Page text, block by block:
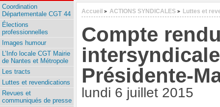
Accueil > ACTIONS SYNDICALES > Luttes et
Compte
Présidente-
lundi 6 juillet 2015
Coordination
Départementale CGT 44
Élections
professionnelles
Images humour
L’Info locale CGT Mairie
de Nantes et Métropole
Les tracts
Luttes et revendications
Revues et
communiqués de presse